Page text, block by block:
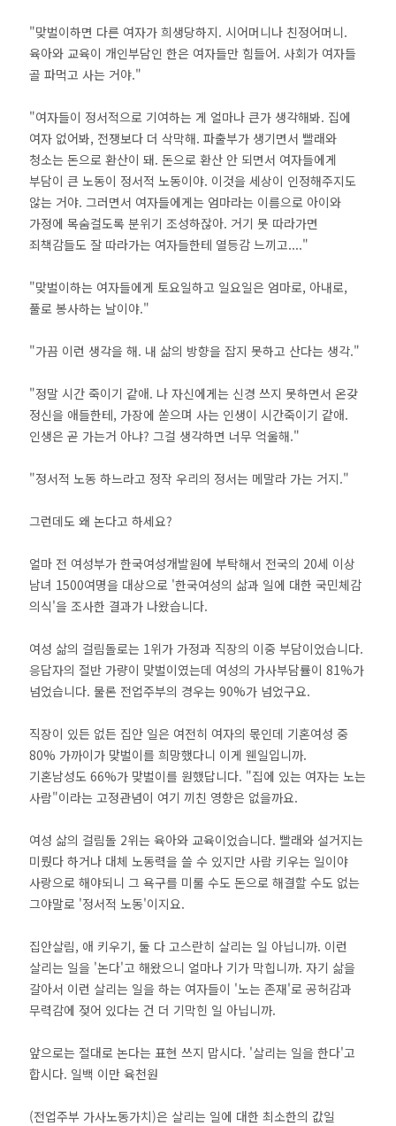
"맞벌이하면 다른 여자가 희생당하지. 시어머니나 친정어머니.
육아와 교육이 개인부담인 한은 여자들만 힘들어. 사회가 여자들
골 파먹고 사는 거야."
"여자들이 정서적으로 기여하는 게 얼마나 큰가 생각해봐. 집에
여자 없어봐, 전쟁보다 더 삭막해. 파출부가 생기면서 빨래와
청소는 돈으로 환산이 돼. 돈으로 환산 안 되면서 여자들에게
부담이 큰 노동이 정서적 노동이야. 이것을 세상이 인정해주지도
않는 거야. 그러면서 여자들에게는 엄마라는 이름으로 아이와
가정에 목숨걸도록 분위기 조성하잖아. 거기 못 따라가면
죄책감들도 잘 따라가는 여자들한테 열등감 느끼고...."
"맞벌이하는 여자들에게 토요일하고 일요일은 엄마로, 아내로,
풀로 봉사하는 날이야."
"가끔 이런 생각을 해. 내 삶의 방향을 잡지 못하고 산다는 생각."
"정말 시간 죽이기 같애. 나 자신에게는 신경 쓰지 못하면서 온갖
정신을 애들한테, 가장에 쏟으며 사는 인생이 시간죽이기 같애.
인생은 곧 가는거 아냐? 그걸 생각하면 너무 억울해."
"정서적 노동 하느라고 정작 우리의 정서는 메말라 가는 거지."
그런데도 왜 논다고 하세요?
얼마 전 여성부가 한국여성개발원에 부탁해서 전국의 20세 이상
남녀 1500여명을 대상으로 '한국여성의 삶과 일에 대한 국민체감
의식'을 조사한 결과가 나왔습니다.
여성 삶의 걸림돌로는 1위가 가정과 직장의 이중 부담이었습니다.
응답자의 절반 가량이 맞벌이였는데 여성의 가사부담률이 81%가
넘었습니다. 물론 전업주부의 경우는 90%가 넘었구요.
직장이 있든 없든 집안 일은 여전히 여자의 몫인데 기혼여성 중
80% 가까이가 맞벌이를 희망했다니 이게 웬일입니까.
기혼남성도 66%가 맞벌이를 원했답니다. "집에 있는 여자는 노는
사람"이라는 고정관념이 여기 끼친 영향은 없을까요.
여성 삶의 걸림돌 2위는 육아와 교육이었습니다. 빨래와 설거지는
미뤘다 하거나 대체 노동력을 쓸 수 있지만 사람 키우는 일이야
사랑으로 해야되니 그 욕구를 미룰 수도 돈으로 해결할 수도 없는
그야말로 '정서적 노동'이지요.
집안살림, 애 키우기, 둘 다 고스란히 살리는 일 아닙니까. 이런
살리는 일을 '논다'고 해왔으니 얼마나 기가 막힙니까. 자기 삶을
갈아서 이런 살리는 일을 하는 여자들이 '노는 존재'로 공허감과
무력감에 젖어 있다는 건 더 기막힌 일 아닙니까.
앞으로는 절대로 논다는 표현 쓰지 맙시다. '살리는 일을 한다'고
합시다. 일백 이만 육천원
(전업주부 가사노동가치)은 살리는 일에 대한 최소한의 값일